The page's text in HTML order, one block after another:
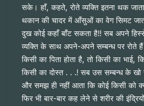
सके। हाँ, कहते, रोते व्यक्ति इतना थक
थकान की चादर में आँसुओं का वेग सिमट
दुख कोई कहाँ बाँट सकता है!! सब अपने
व्यक्ति के साथ अपने-अपने सम्बन्ध पर रोते
किसी का पिता होता है, तो किसी का भाई,
किसी का दोस्त . . .! सब उस सम्बन्ध के खो
और समझ ही नहीं आता कि कोई किसी को
फिर भी बार-बार कह लेने से शरीर की